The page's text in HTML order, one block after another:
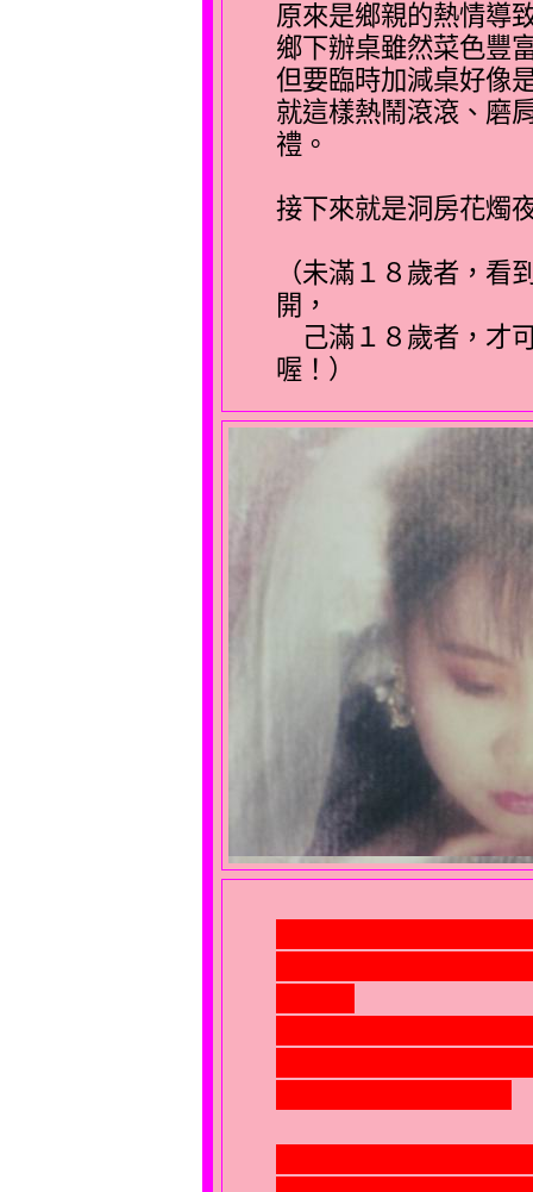
原來是鄉親的熱情導
鄉下辦桌雖然菜色豐
但要臨時加減桌好像
就這樣熱鬧滾滾、磨
禮。
接下來就是洞房花燭
（未滿１８歲者，看
開，
己滿１８歲者，才
喔！）